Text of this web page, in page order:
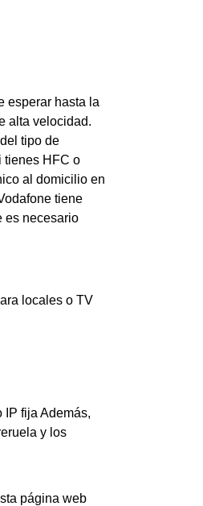
esperar hasta la
alta velocidad.
tipo de
tienes HFC o
al domicilio en
tiene
es necesario
locales o TV
fija Además,
y los
página web